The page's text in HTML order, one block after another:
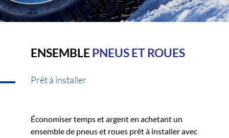
ENSEMBLEPNEUS ET ROUES
Prêt à installer
Économiser temps et argent en achetant un
ensemble de pneus et roues prêt à installer avec